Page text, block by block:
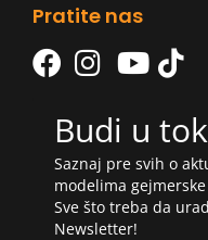
Pratite nas
Budi u
Saznaj pre svih o
modelima
Sve što treba da
Newsletter!